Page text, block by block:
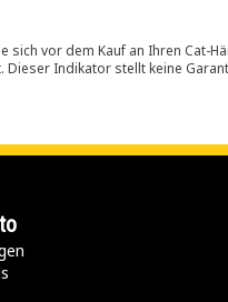
vor dem Kauf an Ihren Cat-
Indikator stellt keine